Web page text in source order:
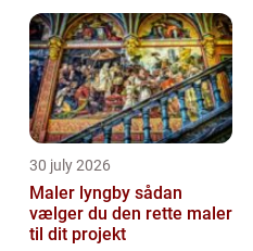
30 july 2026
Maler lyngby sådan
vælger du den rette maler
til dit projekt